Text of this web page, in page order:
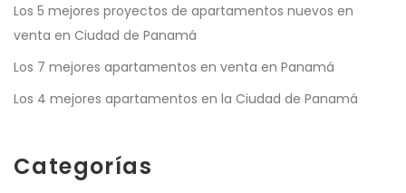
Los 5 mejores proyectos de apartamentos nuevos en
venta en Ciudad de Panamá
Los 7 mejores apartamentos en venta en Panamá
Los 4 mejores apartamentos en la Ciudad de Panamá
Categorías